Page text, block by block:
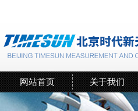
网站首页 关于我们